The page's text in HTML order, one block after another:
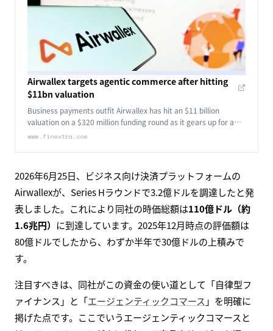
Airwallex targets agentic commerce after hitting
$11bn valuation
Business payments outfit Airwallex has hit an $11 billion
valuation on a $320 million funding round as it gears up for a
push into autonomous finance and agentic commerce.
www.finextra.com
2026年6月25日、ビジネス向け決済プラットフォームの
Airwallexが、Series Hラウンドで3.2億ドルを調達したと発
表しました。これにより同社の時価総額は110億ドル（約
1.6兆円） に到達しています。2025年12月時点の評価額は
80億ドルでしたから、わずか半年で30億ドルの上積みで
す。
注目すべきは、同社がこの資金の使い道として「自律型フ
ァイナンス」と「エージェンティックコマース 」を明確に
掲げた点です。ここでいうエージェンティックコマースと